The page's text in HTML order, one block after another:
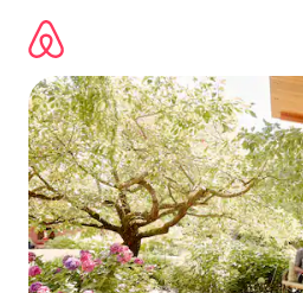
kwenda
kwenye
maudhui